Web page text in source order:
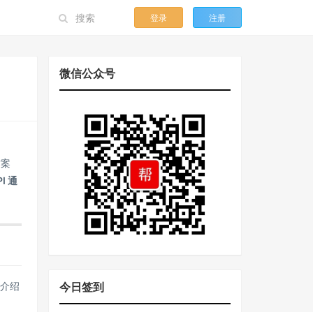
登录 注册
通
绍
微信公众号
今日签到